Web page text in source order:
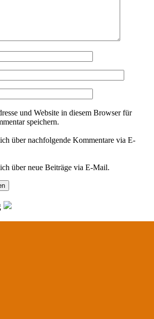
und Website in diesem Browser für
speichern.
über nachfolgende Kommentare via E-
über neue Beiträge via E-Mail.